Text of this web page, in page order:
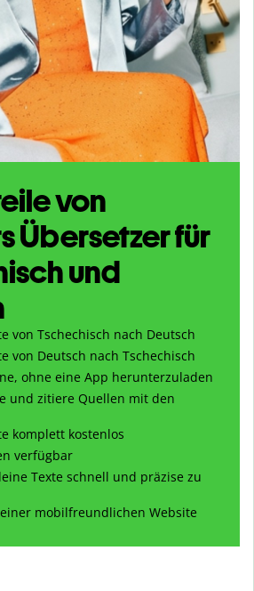
von
Übersetzer für
und
von Tschechisch nach Deutsch
von Deutsch nach Tschechisch
ohne eine App herunterzuladen
und zitiere Quellen mit den
komplett kostenlos
verfügbar
Texte schnell und präzise zu
mobilfreundlichen Website